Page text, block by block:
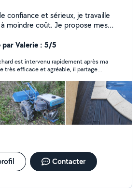
coût. Je propose mes
divers, électricité, plomberie,
possède des outils
tronçonneuse, taille haie,
scie circulaire, poste à
et la plongée sous-marine, le
par Valerie : 5/5
est intervenu rapidement après ma
très efficace et agréable, il partage
et je ferai de nouveau appel à lui avec
Contacter